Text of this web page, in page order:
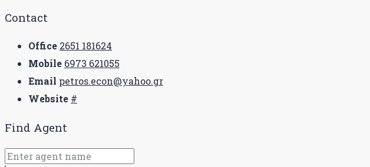
Contact
Office 2651 181624
Mobile 6973 621055
Email petros.econ@yahoo.gr
Website #
Find Agent